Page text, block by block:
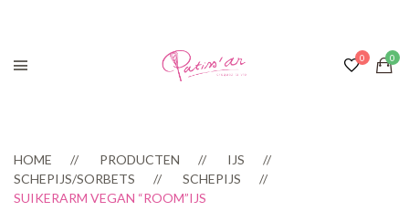
HOME PRODUCTEN
IJS
SCHEPIJS/SORBETS
SCHEPIJS
SUIKERARM VEGAN “ROOM”IJS